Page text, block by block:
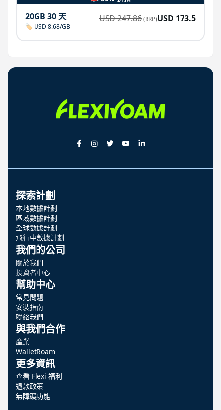
20GB 30 天
🏷️ USD 8.68/GB
USD247.86(RRP)USD 173.5
探索計劃
本地數據計劃
區域數據計劃
全球數據計劃
飛行中數據計劃
我們的公司
關於我們
投資者中心
幫助中心
常見問題
安裝指南
聯絡我們
與我們合作
產業
WalletRoam
更多資訊
查看 Flexi 福利
退款政策
無障礙功能